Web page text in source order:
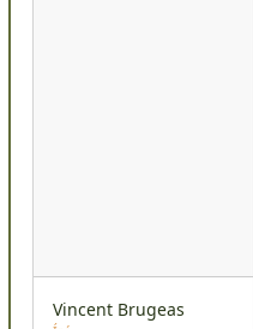
Vincent Brugeas